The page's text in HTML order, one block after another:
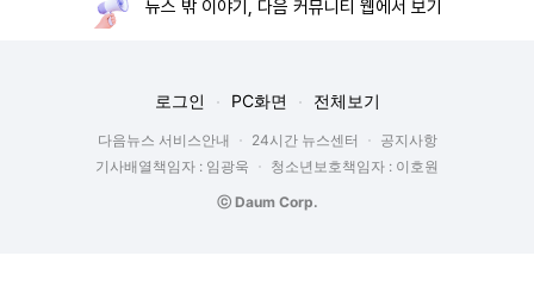
뉴스 밖 이야기, 다음 커뮤니티 웹에서 보기
로그인 PC화면 전체보기
다음뉴스 서비스안내 24시간 뉴스센터
공지사항
기사배열책임자 : 임광욱
청소년보호책임자 : 이호원
ⓒ Daum Corp.